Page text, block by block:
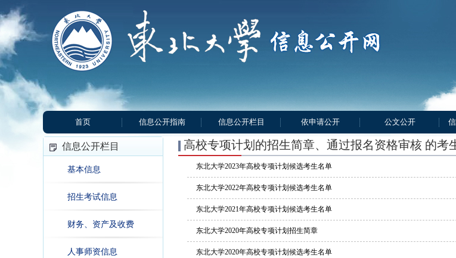
首页 信息公开指南 信息公开栏目 依申请公开 公文公开
信息公开栏目
基本信息
招生考试信息
财务、资产及收费
人事师资信息
高校专项计划的招生简章、通过报名资格审核 的
东北大学2023年高校专项计划候选考生名单
东北大学2022年高校专项计划候选考生名单
东北大学2021年高校专项计划候选考生名单
东北大学2020年高校专项计划招生简章
东北大学2020年高校专项计划候选考生名单